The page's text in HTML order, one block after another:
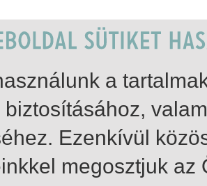
a
biztosításához,
Ezenkívül
megosztjuk